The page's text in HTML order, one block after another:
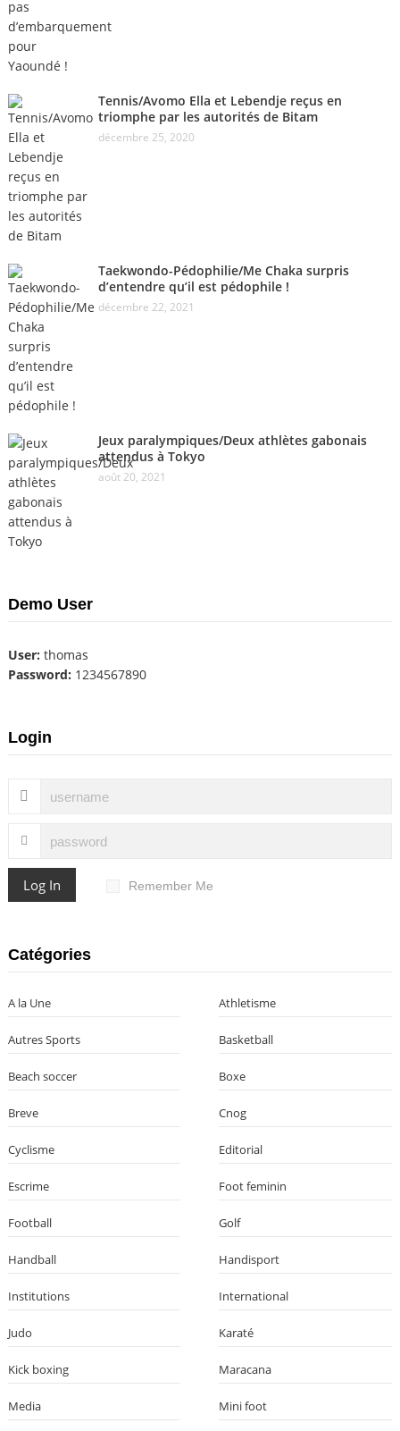
Tennis/Avomo Ella et Lebendje reçus en
triomphe par les autorités de Bitam
décembre 25, 2020
Taekwondo-Pédophilie/Me Chaka surpris
d’entendre qu’il est pédophile !
décembre 22, 2021
Jeux paralympiques/Deux athlètes gabonais
attendus à Tokyo
août 20, 2021
Demo User
User: thomas
Password: 1234567890
Login
Log In Remember Me
Catégories
A la Une Athletisme
Autres Sports Basketball
Beach soccer Boxe
Breve Cnog
Cyclisme Editorial
Escrime Foot feminin
Football Golf
Handball Handisport
Institutions International
Judo Karaté
Kick boxing Maracana
Media Mini foot